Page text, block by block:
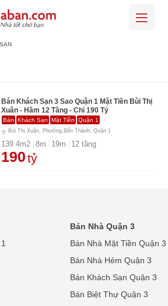
Bán Khách Sạn 3 Sao Quận 1 Mặt Tiền Bùi Thị
Xuân - Hầm 12 Tầng - Chỉ 190 Tỷ
Bán Khách Sạn Mặt Tiền Quận 1
Bùi Thị Xuân, Phường.Bến Thành, Quận 1
139.4m2 8m 19m 12 tầng
190tỷ
Bán Nhà Quận 3
Bán Nhà Mặt Tiền Quận 3
Bán Nhà Hẻm Quận 3
Bán Khách Sạn Quận 3
Bán Biệt Thự Quận 3